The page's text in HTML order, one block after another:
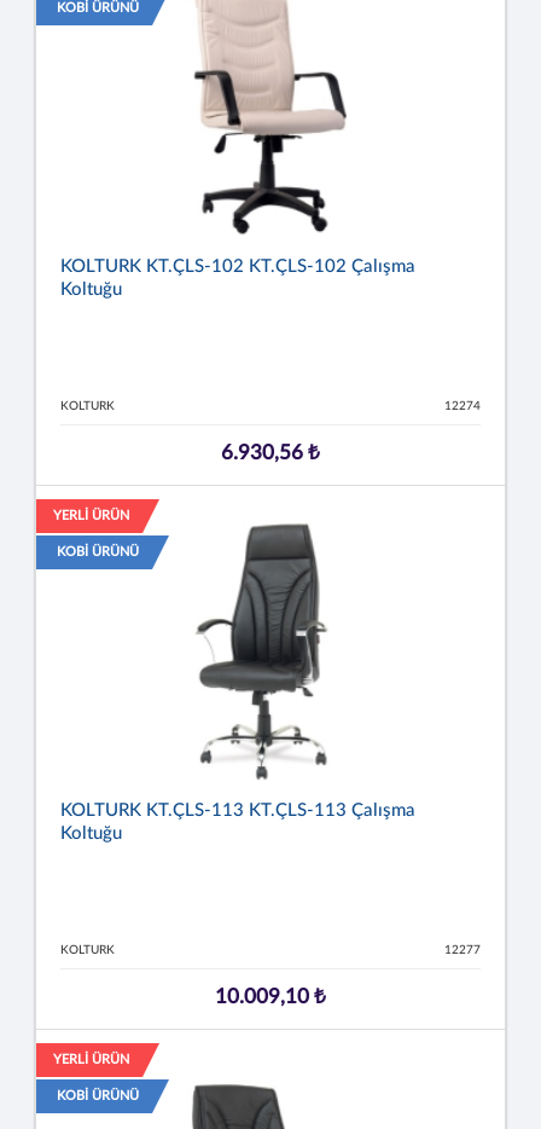
KOBİ ÜRÜNÜ
KOLTURK KT.ÇLS-102 KT.ÇLS-102 Çalışma
Koltuğu
KOLTURK 12274
6.930,56 ₺
YERLİ ÜRÜN
KOBİ ÜRÜNÜ
KOLTURK KT.ÇLS-113 KT.ÇLS-113 Çalışma
Koltuğu
KOLTURK 12277
10.009,10 ₺
YERLİ ÜRÜN
KOBİ ÜRÜNÜ